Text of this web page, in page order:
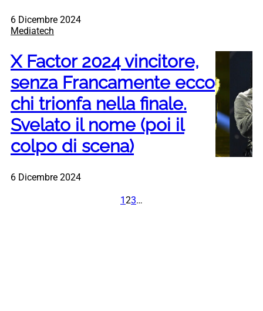
6 Dicembre 2024
Mediatech
X Factor 2024 vincitore,
senza Francamente ecco
chi trionfa nella finale.
Svelato il nome (poi il
colpo di scena)
6 Dicembre 2024
1 23…